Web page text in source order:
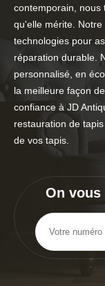
contemporain, nous
qu'elle mérite.
technologies pour
réparation durable.
personnalisé, en
la meilleure façon
confiance à JD
restauration de
de vos tapis.
On vous